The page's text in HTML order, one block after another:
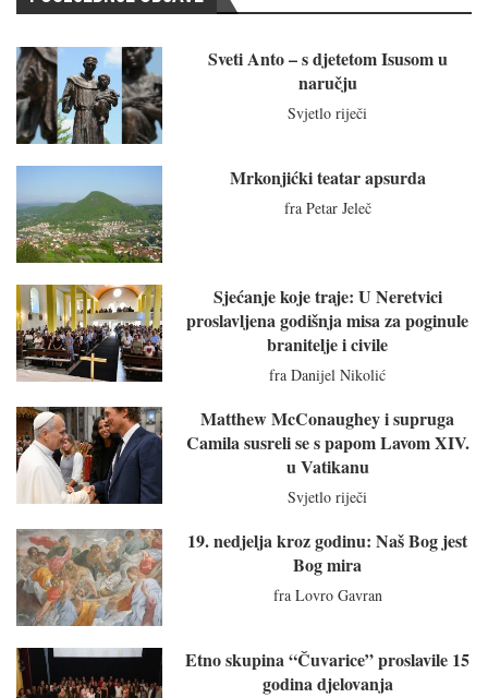
Sveti Anto – s djetetom Isusom u
naručju
Svjetlo riječi
Mrkonjićki teatar apsurda
fra Petar Jeleč
Sjećanje koje traje: U Neretvici
proslavljena godišnja misa za poginule
branitelje i civile
fra Danijel Nikolić
Matthew McConaughey i supruga
Camila susreli se s papom Lavom XIV.
u Vatikanu
Svjetlo riječi
19. nedjelja kroz godinu: Naš Bog jest
Bog mira
fra Lovro Gavran
Etno skupina “Čuvarice” proslavile 15
godina djelovanja